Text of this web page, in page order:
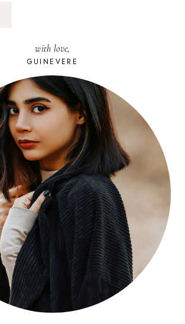
INORGANISATION
ASSUMÉE
with love,
GUINEVERE